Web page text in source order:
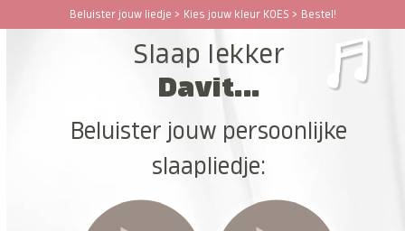
Beluister jouw liedje > Kies jouw kleur KOES > Bestel!
Open
Close
Slaap lekker
Davit...
Beluister jouw persoonlijke
slaapliedje: